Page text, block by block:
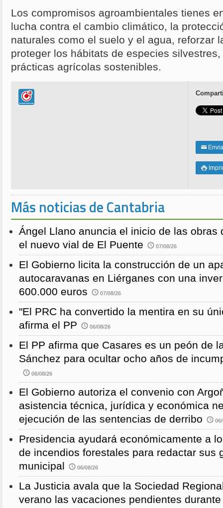
Los compromisos agroambientales tienes
lucha contra el cambio climático, la
naturales como el suelo y el agua, reforzar
proteger los hábitats de especies
prácticas agrícolas sostenibles.
✉

Más noticias de Cantabria
Ángel Llano anuncia el inicio de las obras
el nuevo vial de El Puente
07/08/26
El Gobierno licita la construcción de un
autocaravanas en Liérganes con una
600.000 euros
07/08/26
"El PRC ha convertido la mentira en su
afirma el PP
06/08/26
El PP afirma que Casares es un peón de
Sánchez para ocultar ocho años de
06/08/26
El Gobierno autoriza el convenio con
asistencia técnica, jurídica y económica
ejecución de las sentencias de derribo
Presidencia ayudará económicamente a
de incendios forestales para redactar sus
municipal
06/08/26
La Justicia avala que la Sociedad
verano las vacaciones pendientes